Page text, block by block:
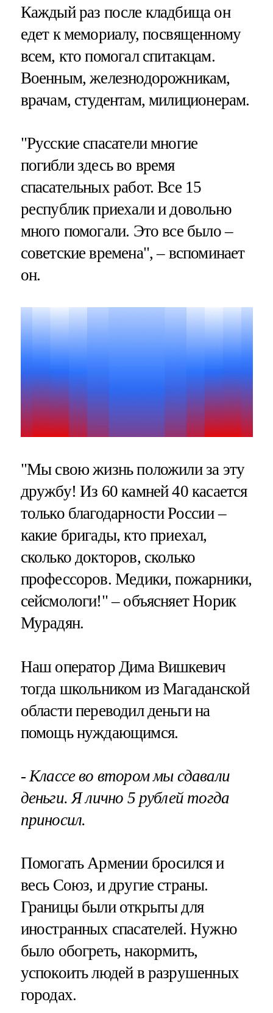
Каждый раз после кладбища он
едет к мемориалу, посвященному
всем, кто помогал спитакцам.
Военным, железнодорожникам,
врачам, студентам, милиционерам.
"Русские спасатели многие
погибли здесь во время
спасательных работ. Все 15
республик приехали и довольно
много помогали. Это все было –
советские времена", – вспоминает
он.
"Мы свою жизнь положили за эту
дружбу! Из 60 камней 40 касается
только благодарности России –
какие бригады, кто приехал,
сколько докторов, сколько
профессоров. Медики, пожарники,
сейсмологи!" – объясняет Норик
Мурадян.
Наш оператор Дима Вишкевич
тогда школьником из Магаданской
области переводил деньги на
помощь нуждающимся.
- Классе во втором мы сдавали
деньги. Я лично 5 рублей тогда
приносил.
Помогать Армении бросился и
весь Союз, и другие страны.
Границы были открыты для
иностранных спасателей. Нужно
было обогреть, накормить,
успокоить людей в разрушенных
городах.